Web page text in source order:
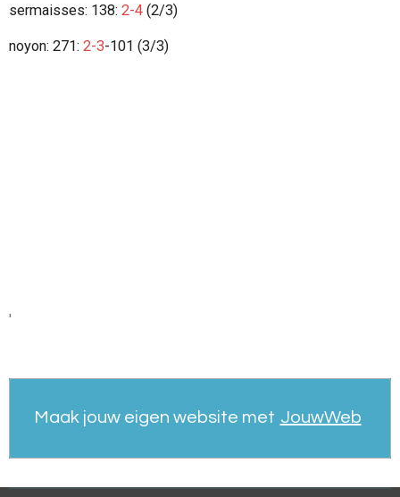
sermaisses: 138: 2-4 (2/3)
noyon: 271: 2-3-101 (3/3)
'
Maak jouw eigen website met JouwWeb